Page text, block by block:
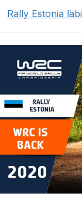
Rally Estonia